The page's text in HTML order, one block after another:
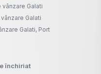
Galati
Galati
Galati, Port
închiriat